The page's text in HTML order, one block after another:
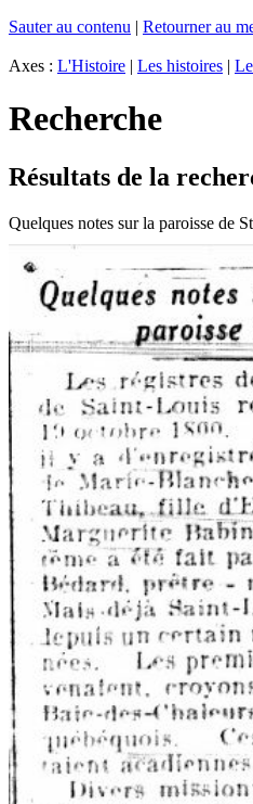
Sauter au contenu | Retourner au
Axes : L'Histoire | Les histoires |
Recherche
Résultats de la
Quelques notes sur la paroisse de